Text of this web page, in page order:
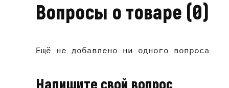
Вопросы о товаре (0)
Ещё не добавлено ни одного вопроса